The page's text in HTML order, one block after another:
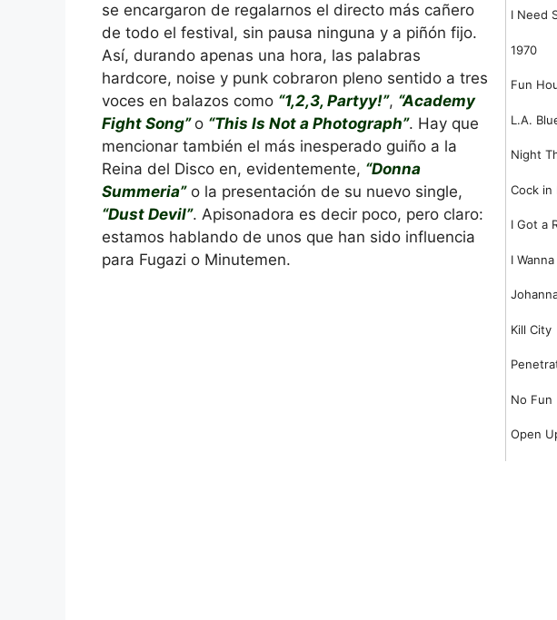
I Need
1970
Fun
L.A.
Night
Cock in
I Got a
I
Kill City
No Fun
Open
se encargaron de regalarnos el directo más cañero
de todo el festival, sin pausa ninguna y a piñón fijo.
Así, durando apenas una hora, las palabras
hardcore, noise y punk cobraron pleno sentido a tres
voces en balazos como “1,2,3, Partyy!”, “Academy
Fight Song” o “This Is Not a Photograph”. Hay que
mencionar también el más inesperado guiño a la
Reina del Disco en, evidentemente, “Donna
Summeria”o la presentación de su nuevo single,
“Dust Devil”. Apisonadora es decir poco, pero claro:
estamos hablando de unos que han sido influencia
para Fugazi o Minutemen.